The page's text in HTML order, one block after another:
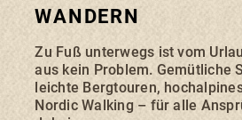
MALERWINKEL
von ungefähr. Erlebt einen
Rundumblick: Er zeigt das weite
und die Allgäuer Hochalpen. Jede
Jahreszeit hat dabei ihren
WANDERN
Zu Fuß unterwegs ist vom
aus kein Problem. Gemütliche
leichte Bergtouren,
Nordic Walking – für alle